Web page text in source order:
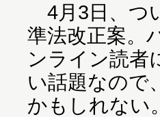
4月3日、つ
準法改正案。
ンライン読者
い話題なので
かもしれない。